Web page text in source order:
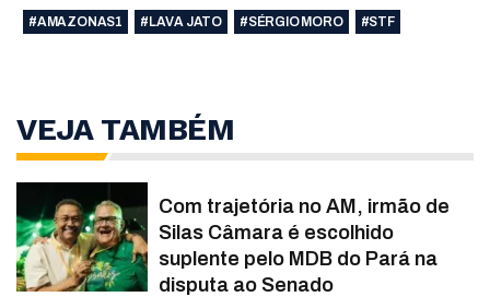
#AMAZONAS1 #LAVA JATO #SÉRGIO MORO #STF
VEJA TAMBÉM
Com trajetória no AM, irmão de
Silas Câmara é escolhido
suplente pelo MDB do Pará na
disputa ao Senado